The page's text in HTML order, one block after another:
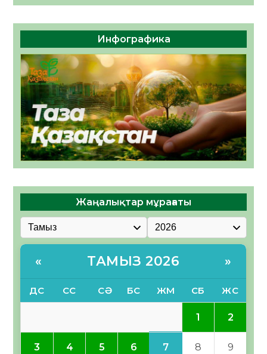
Инфографика
Жаңалықтар мұрағаты
« ТАМЫЗ 2026 »
ДС СС СӘ БС ЖМ СБ ЖС
1 2
3 4 5 6 7 8 9